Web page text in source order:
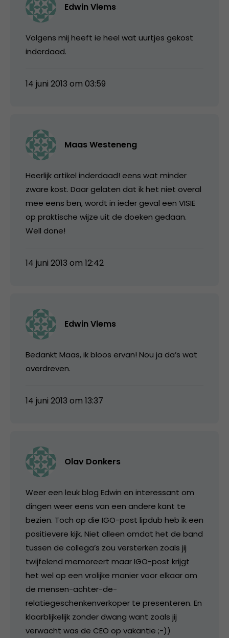
Edwin Vlems
Volgens mij heeft ie heel wat uurtjes gekost
inderdaad.
14 juni 2013 om 03:59
Maas Westeneng
Heerlijk artikel inderdaad! eens wat minder
zware kost. Daar gelaten dat ik het niet overal
mee eens ben, wordt in ieder geval een VISIE
op praktische wijze uit de doeken gedaan.
Well done!
14 juni 2013 om 12:42
Edwin Vlems
Bedankt Maas, ik bloos ervan! Nou ja da’s wat
overdreven.
14 juni 2013 om 13:37
Olav Donkers
Weer een leuk blog Edwin en interessant om
dingen weer eens van een andere kant te
bezien. Toch op die IGO-post lipdub heb ik een
positievere kijk. Niet alleen omdat het de band
tussen de collega’s zou versterken zoals jij
twijfelend memoreert maar IGO-post krijgt
het wel op een vrolijke manier voor elkaar om
de mensen-achter-de-
relatiegeschenkenverkoper te presenteren. En
klaarblijkelijk zonder dwang want zoals jij
verwacht was de CEO op vakantie ;-))